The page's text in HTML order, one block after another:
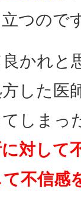
つので
かれと
した医
しまっ
対して
不信感